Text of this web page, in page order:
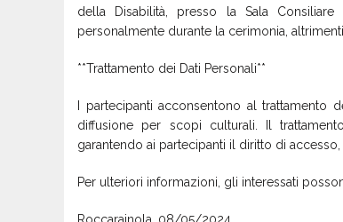
della Disabilità, presso la Sala
personalmente durante la cerimonia, altrimenti
**Trattamento dei Dati Personali**
I partecipanti acconsentono al
diffusione per scopi culturali. Il
garantendo ai partecipanti il diritto di
Per ulteriori informazioni, gli interessati
Roccarainola, 08/05/2024